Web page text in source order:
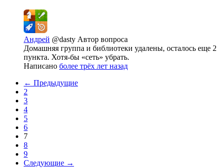
Андрей @dasty Автор вопроса
Домашняя группа и библиотеки удалены, осталось еще 2
пункта. Хотя-бы «сеть» убрать.
Написано более трёх лет назад
← Предыдущие
2
3
4
5
6
7
8
9
Следующие →